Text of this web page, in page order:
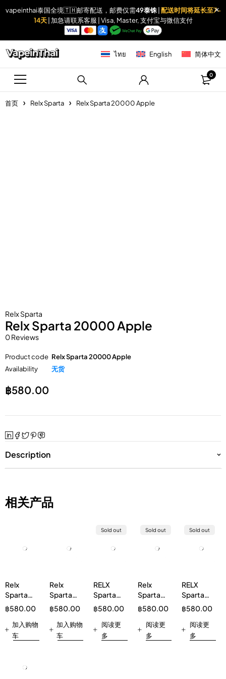
vapeinthai泰国全境🇹🇭邮寄配送，邮费仅需49泰铢| 配送时间将延长至7-
14天 | 加急请联系客服 | Visa, Master, 支付宝与微信支付
ไทย English 简体中文
0
首页 Relx Sparta Relx Sparta 20000 Apple
Relx Sparta
Relx Sparta 20000 Apple
0 Reviews
Product code Relx Sparta 20000 Apple
Availability
无货
฿580.00
Description
相关产品
Relx
Sparta
20000
Cola
฿580.00
加入购物
车
Relx
Sparta
20000
Peach
Strawberry
฿580.00
加入购物
车
Sold out
RELX
Sparta
20000
Double
Mint 5%
฿580.00
阅读更
多
Sold out
Relx
Sparta
20000
Grape
฿580.00
阅读更
多
Sold out
RELX
Sparta
20000 西
瓜
฿580.00
阅读更
多